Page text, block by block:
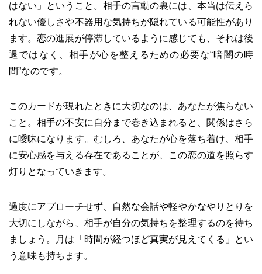
はない」ということ。相手の言動の裏には、本当は伝えら
れない優しさや不器用な気持ちが隠れている可能性があり
ます。恋の進展が停滞しているように感じても、それは後
退ではなく、相手が心を整えるための必要な“暗闇の時
間”なのです。
このカードが現れたときに大切なのは、あなたが焦らない
こと。相手の不安に自分まで巻き込まれると、関係はさら
に曖昧になります。むしろ、あなたが心を落ち着け、相手
に安心感を与える存在であることが、この恋の道を照らす
灯りとなっていきます。
過度にアプローチせず、自然な会話や軽やかなやりとりを
大切にしながら、相手が自分の気持ちを整理するのを待ち
ましょう。月は「時間が経つほど真実が見えてくる」とい
う意味も持ちます。